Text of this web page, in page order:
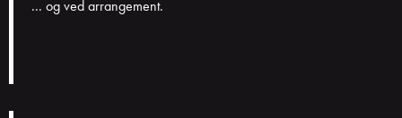
... og ved arrangement.